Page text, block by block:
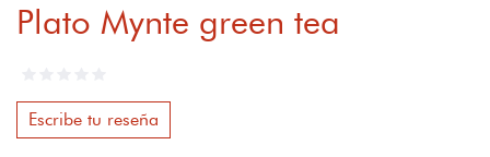
Plato Mynte green tea
Escribe tu reseña